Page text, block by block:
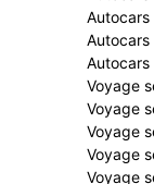
Autocars
Autocars
Autocars
Voyage
Voyage
Voyage
Voyage
Voyage